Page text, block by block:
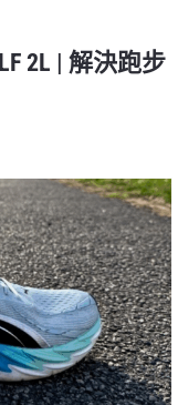
2L | 解決跑步